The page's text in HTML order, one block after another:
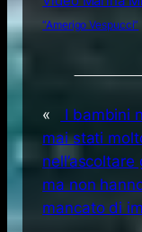
“Amerigo Vespucci”
«
I bambini
mai stati
ma non
mancato di